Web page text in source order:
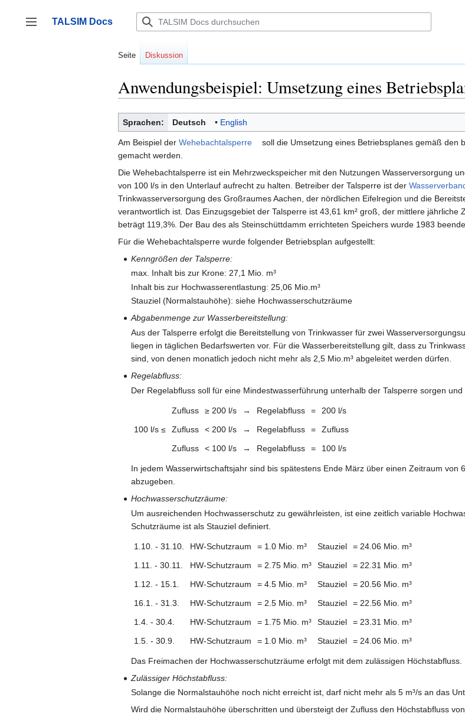
springen
Seitenleiste umschalten
TALSIM Docs
Seite Diskussion
Anwendungsbeispiel: Umsetzung eines
Sprachen: Deutsch English
Am Beispiel der Wehebachtalsperre
soll die Umsetzung eines Betriebsplanes gemäß den
gemacht werden.
Die Wehebachtalsperre ist ein Mehrzweckspeicher mit den Nutzungen Wasserversorgung
von 100 l/s in den Unterlauf aufrecht zu halten. Betreiber der Talsperre ist der
Trinkwasserversorgung des Großraumes Aachen, der nördlichen Eifelregion und die
verantwortlich ist. Das Einzugsgebiet der Talsperre ist 43,61 km² groß, der mittlere jährliche
beträgt 119,3%. Der Bau des als Steinschüttdamm errichteten Speichers wurde 1983
Für die Wehebachtalsperre wurde folgender Betriebsplan aufgestellt:
Kenngrößen der Talsperre:
max. Inhalt bis zur Krone: 27,1 Mio. m³
Inhalt bis zur Hochwasserentlastung: 25,06 Mio.m³
Stauziel (Normalstauhöhe): siehe Hochwasserschutzräume
Abgabenmenge zur Wasserbereitstellung:
Aus der Talsperre erfolgt die Bereitstellung von Trinkwasser für zwei
liegen in täglichen Bedarfswerten vor. Für die Wasserbereitstellung gilt, dass zu
sind, von denen monatlich jedoch nicht mehr als 2,5 Mio.m³ abgeleitet werden dürfen.
Regelabfluss:
Der Regelabfluss soll für eine Mindestwasserführung unterhalb der Talsperre sorgen
Zufluss ≥ 200 l/s → Regelabfluss =
200 l/s
100 l/s ≤
Zufluss < 200 l/s → Regelabfluss =
Zufluss
Zufluss
< 100 l/s → Regelabfluss = 100 l/s
In jedem Wasserwirtschaftsjahr sind bis spätestens Ende März über einen Zeitraum von
abzugeben.
Hochwasserschutzräume:
Um ausreichenden Hochwasserschutz zu gewährleisten, ist eine zeitlich variable
Schutzräume ist als Stauziel definiert.
1.10. - 31.10. HW-Schutzraum = 1.0 Mio. m³ Stauziel
= 24.06 Mio. m³
1.11. - 30.11.
HW-Schutzraum = 2.75 Mio. m³ Stauziel
= 22.31 Mio. m³
1.12. - 15.1.
HW-Schutzraum = 4.5 Mio. m³ Stauziel
= 20.56 Mio. m³
16.1. - 31.3.
HW-Schutzraum = 2.5 Mio. m³ Stauziel
= 22.56 Mio. m³
1.4. - 30.4.
HW-Schutzraum = 1.75 Mio. m³ Stauziel
= 23.31 Mio. m³
1.5. - 30.9.
HW-Schutzraum = 1.0 Mio. m³ Stauziel = 24.06 Mio. m³
Das Freimachen der Hochwasserschutzräume erfolgt mit dem zulässigen Höchstabfluss.
Zulässiger Höchstabfluss:
Solange die Normalstauhöhe noch nicht erreicht ist, darf nicht mehr als 5 m³/s an das
Wird die Normalstauhöhe überschritten und übersteigt der Zufluss den Höchstabfluss